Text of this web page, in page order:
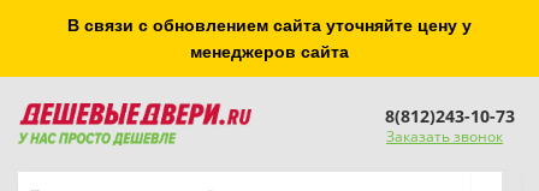
В связи с обновлением сайта уточняйте цену у
менеджеров сайта
8(812)243-10-73
Заказать звонок